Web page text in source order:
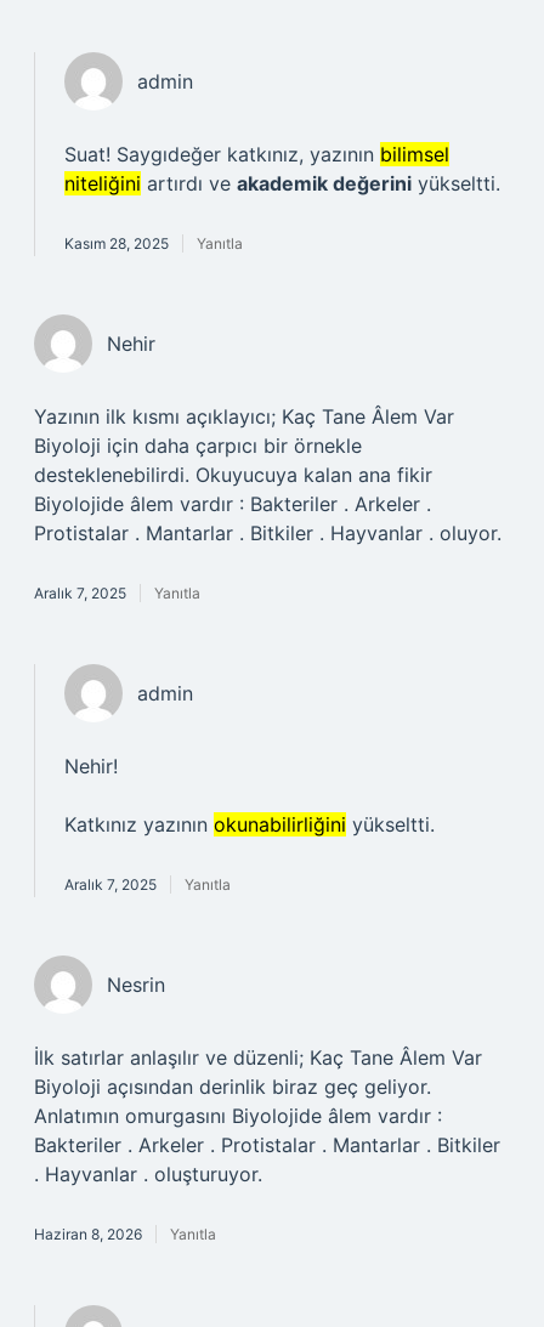
admin
Suat! Saygıdeğer katkınız, yazının bilimsel
niteliğini artırdı ve akademik değerini yükseltti.
Kasım 28, 2025 Yanıtla
Nehir
Yazının ilk kısmı açıklayıcı; Kaç Tane Âlem Var
Biyoloji için daha çarpıcı bir örnekle
desteklenebilirdi. Okuyucuya kalan ana fikir
Biyolojide âlem vardır : Bakteriler . Arkeler .
Protistalar . Mantarlar . Bitkiler . Hayvanlar . oluyor.
Aralık 7, 2025 Yanıtla
admin
Nehir!
Katkınız yazının okunabilirliğini yükseltti.
Aralık 7, 2025 Yanıtla
Nesrin
İlk satırlar anlaşılır ve düzenli; Kaç Tane Âlem Var
Biyoloji açısından derinlik biraz geç geliyor.
Anlatımın omurgasını Biyolojide âlem vardır :
Bakteriler . Arkeler . Protistalar . Mantarlar . Bitkiler
. Hayvanlar . oluşturuyor.
Haziran 8, 2026 Yanıtla